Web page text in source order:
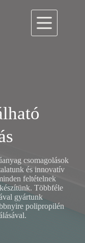
csomagolások
és innovatív
feltételnek
Többféle
gyártunk
polipropilén